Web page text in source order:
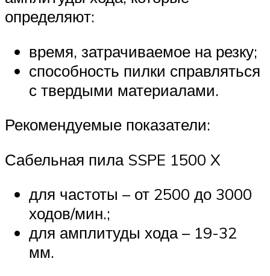
определяют:
время, затрачиваемое на резку;
способность пилки справляться
с твердыми материалами.
Рекомендуемые показатели:
Сабельная пила SSPE 1500 X
для частоты – от 2500 до 3000
ходов/мин.;
для амплитуды хода – 19-32
мм.